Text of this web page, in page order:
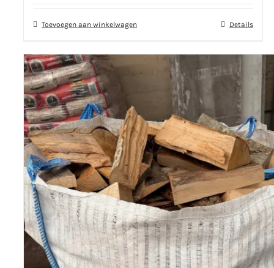
Toevoegen aan winkelwagen Details